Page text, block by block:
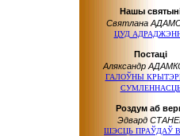
Нашы
Святлана
ЦУД
Пocтaцi
Аляксандр
ГАЛОЎНЫ
Роздум аб
Эдвард
ШЭСЦЬ ПРАЎДАЎ